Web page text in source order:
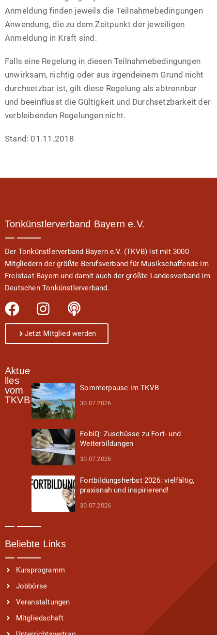
Anmeldung finden jeweils die Teilnahmebedingungen
Anwendung, die zu dem Zeitpunkt der jeweiligen
Anmeldung in Kraft sind.
Falls eine Regelung in diesen Teilnahmebedingungen
unwirksam, nichtig oder aus irgendeinem Grund nicht
durchsetzbar ist, gilt diese Regelung als abtrennbar
und beeinflusst die Gültigkeit und Durchsetzbarkeit der
verbleibenden Regelungen nicht.
Stand: 01.11.2018
Tonkünstlerverband Bayern e.V.
Der Tonkünstlerverband Bayern e.V. (TKVB) ist mit 3000
Mitgliedern der größte Berufsverband für Musikschaffende im
Freistaat Bayern und damit auch der größte Landesverband im
Deutschen Tonkünstlerverband.
Jetzt Mitglied werden
Aktue
lles
vom
TKVB
Sommerpause im TKVB
30.07.2026
FobiQ: Zuschüsse zu Fort- und
Weiterbildungen
30.07.2026
Fortbildungsherbst 2026: vielfältig,
praxisnah und inspirierend!
30.07.2026
Beliebte Links
Kursprogramm
Jobbörse
Veranstaltungen
Mitgliedschaft